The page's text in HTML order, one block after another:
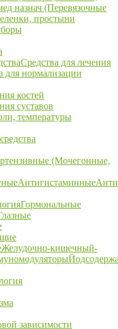
назнач (Перевязочные
простыни
Средства для лечения
для нормализации
костей
суставов
температуры
(Мочегонные,
Антигистаминные
Гормональные
Желудочно-кишечный-
зависимости